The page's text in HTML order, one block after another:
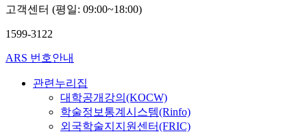
고객센터 (평일: 09:00~18:00)
1599-3122
ARS 번호안내
관련누리집
대학공개강의(KOCW)
학술정보통계시스템(Rinfo)
외국학술지지원센터(FRIC)